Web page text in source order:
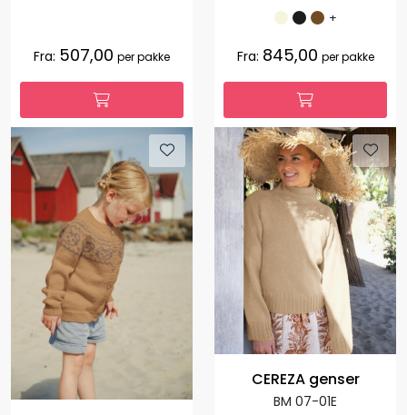
Fra: 507,00 per pakke
+
Fra: 845,00 per pakke
CEREZA genser
BM 07-01E